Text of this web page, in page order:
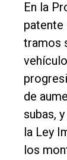
En la
tramos
de
subas,
la Ley
los